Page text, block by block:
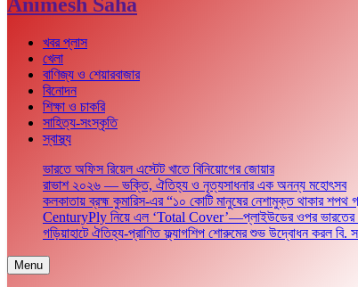
খবর প্লাস
খেলা
বাণিজ্য ও শেয়ারবাজার
বিনোদন
শিক্ষা ও চাকরি
সাহিত্য-সংস্কৃতি
স্বাস্থ্য
ভারতে অফিস রিয়েল এস্টেট খাতে বিনিয়োগের জোয়ার
রাভাশ ২০২৬ — ভক্তি, ঐতিহ্য ও নৃত্যসাধনার এক অনন্য মহোৎসব
কলকাতায় ব্রহ্ম কুমারিস-এর “১০ কোটি মানুষের নেশামুক্ত থাকার শপথ
CenturyPly নিয়ে এল ‘Total Cover’—প্লাইউডের ওপর ভারতের
গড়িয়াহাটে ঐতিহ্য-প্রাণিত ফ্ল্যাগশিপ শোরুমের শুভ উদ্বোধন করল বি.
Menu